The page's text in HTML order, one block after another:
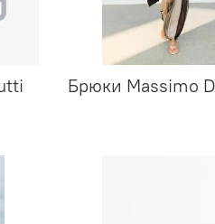
Брюки Massimo